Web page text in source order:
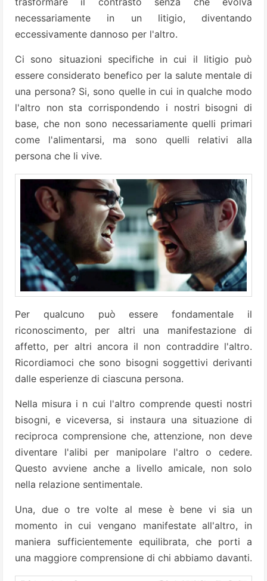
necessariamente in un litigio, diventando
eccessivamente dannoso per l'altro.
Ci sono situazioni specifiche in cui il litigio può
essere considerato benefico per la salute mentale di
una persona? Si, sono quelle in cui in qualche modo
l'altro non sta corrispondendo i nostri bisogni di
base, che non sono necessariamente quelli primari
come l'alimentarsi, ma sono quelli relativi alla
persona che li vive.
Per qualcuno può essere fondamentale il
riconoscimento, per altri una manifestazione di
affetto, per altri ancora il non contraddire l'altro.
Ricordiamoci che sono bisogni soggettivi derivanti
dalle esperienze di ciascuna persona.
Nella misura i n cui l'altro comprende questi nostri
bisogni, e viceversa, si instaura una situazione di
reciproca comprensione che, attenzione, non deve
diventare l'alibi per manipolare l'altro o cedere.
Questo avviene anche a livello amicale, non solo
nella relazione sentimentale.
Una, due o tre volte al mese è bene vi sia un
momento in cui vengano manifestate all'altro, in
maniera sufficientemente equilibrata, che porti a
una maggiore comprensione di chi abbiamo davanti.